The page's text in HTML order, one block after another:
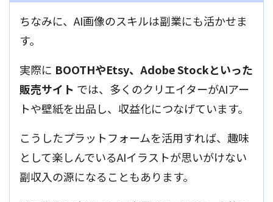
ちなみに、AI画像のスキルは副業にも活かせま
す。
実際に BOOTHやEtsy、Adobe Stockといった
販売サイト では、多くのクリエイターがAIアー
トや壁紙を出品し、収益化につなげています。
こうしたプラットフォームを活用すれば、趣味
として楽しんでいるAIイラストが思いがけない
副収入の源になることもあります。